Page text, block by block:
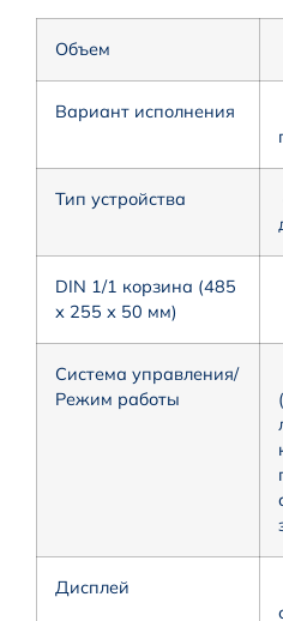
Объем
Вариант исполнения
Тип устройства
DIN 1/1 корзина (485
х 255 х 50 мм)
Система управления/
Режим работы
Дисплей